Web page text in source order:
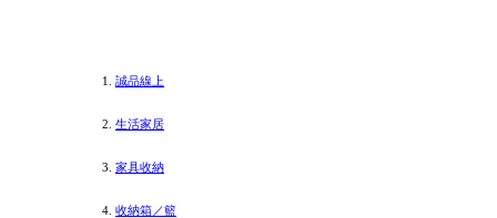
誠品線上
生活家居
家具收納
收納箱／籃